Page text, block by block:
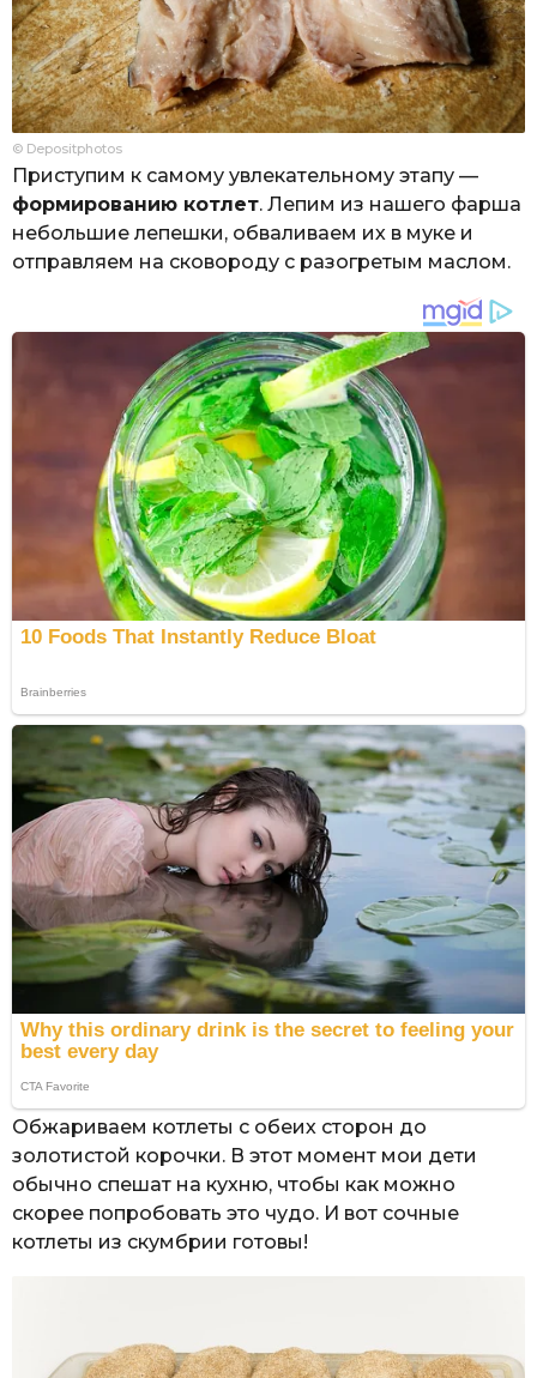
© Depositphotos
Приступим к самому увлекательному этапу —
формированию котлет. Лепим из нашего фарша
небольшие лепешки, обваливаем их в муке и
отправляем на сковороду с разогретым маслом.
Обжариваем котлеты с обеих сторон до
золотистой корочки. В этот момент мои дети
обычно спешат на кухню, чтобы как можно
скорее попробовать это чудо. И вот сочные
котлеты из скумбрии готовы!